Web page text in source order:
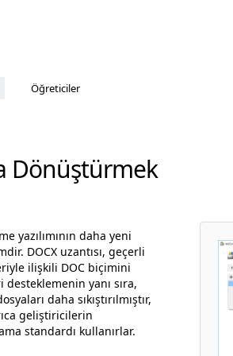
Öğreticiler
Dönüştürmek
yazılımının daha yeni
DOCX uzantısı, geçerli
ilişkili DOC biçimini
yanı sıra,
daha sıkıştırılmıştır,
geliştiricilerin
standardı kullanırlar.